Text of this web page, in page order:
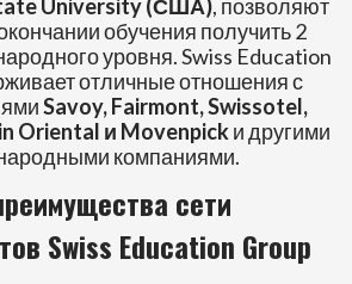
University (США), позволяют
обучения получить 2
уровня. Swiss Education
отличные отношения с
Savoy, Fairmont, Swissotel,
Oriental и Movenpickи другими
компаниями.
сети
Swiss Education Group